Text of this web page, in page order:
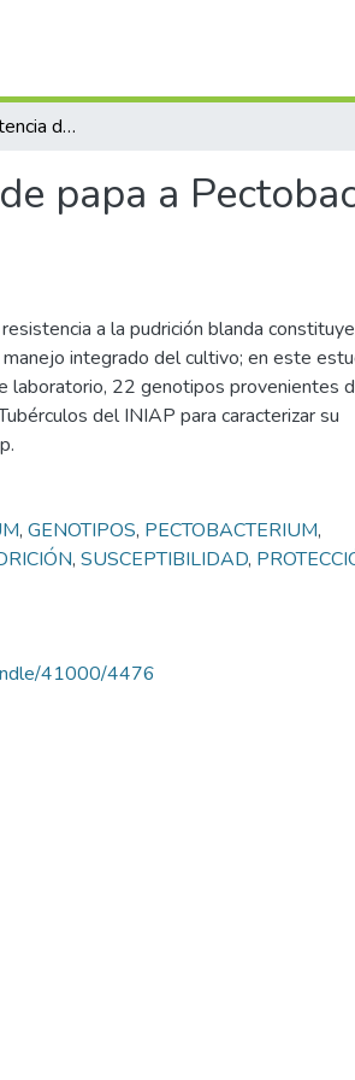
Evaluación de resistencia de genotipos de papa a Pectobacterium spp. en condiciones controladas
papa a
a la pudrición blanda constituye
integrado del cultivo; en este
laboratorio, 22 genotipos provenientes
del INIAP para caracterizar su
, GENOTIPOS, PECTOBACTERIUM,
, SUSCEPTIBILIDAD,
41000/4476